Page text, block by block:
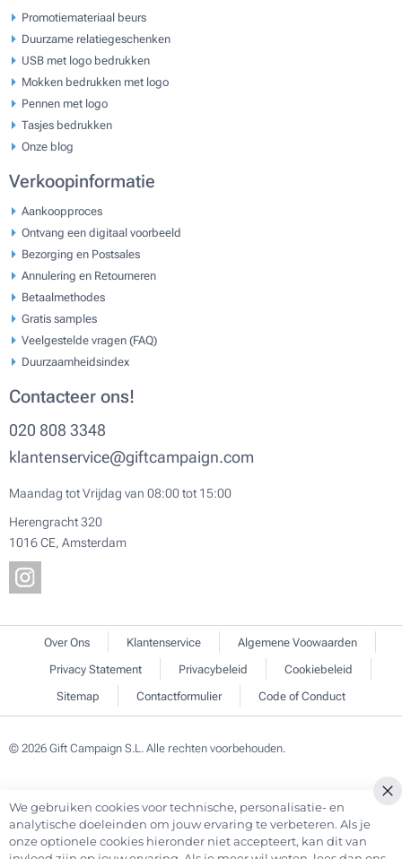
Promotiemateriaal beurs
Duurzame relatiegeschenken
USB met logo bedrukken
Mokken bedrukken met logo
Pennen met logo
Tasjes bedrukken
Onze blog
Verkoopinformatie
Aankoopproces
Ontvang een digitaal voorbeeld
Bezorging en Postsales
Annulering en Retourneren
Betaalmethodes
Gratis samples
Veelgestelde vragen (FAQ)
Duurzaamheidsindex
Contacteer ons!
020 808 3348
klantenservice@giftcampaign.com
Maandag tot Vrijdag van 08:00 tot 15:00
Herengracht 320
1016 CE, Amsterdam
Over Ons Klantenservice
Algemene Voowaarden
Privacy Statement
Privacybeleid
Cookiebeleid
Sitemap
Contactformulier Code of Conduct
© 2026 Gift Campaign S.L. Alle rechten voorbehouden.
We gebruiken cookies voor technische, personalisatie- en
analytische doeleinden om jouw ervaring te verbeteren. Als je
onze optionele cookies hieronder niet accepteert, kan dit van